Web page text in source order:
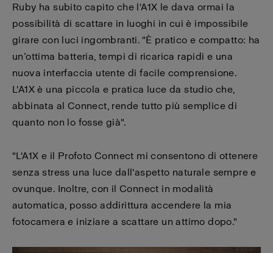
Ruby ha subito capito che l'A1X le dava ormai la
possibilità di scattare in luoghi in cui è impossibile
girare con luci ingombranti. "È pratico e compatto: ha
un’ottima batteria, tempi di ricarica rapidi e una
nuova interfaccia utente di facile comprensione.
L'A1X è una piccola e pratica luce da studio che,
abbinata al Connect, rende tutto più semplice di
quanto non lo fosse già".
"L'A1X e il Profoto Connect mi consentono di ottenere
senza stress una luce dall'aspetto naturale sempre e
ovunque. Inoltre, con il Connect in modalità
automatica, posso addirittura accendere la mia
fotocamera e iniziare a scattare un attimo dopo."